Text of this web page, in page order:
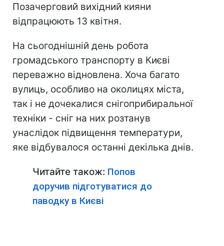
Позачерговий вихідний кияни
відпрацюють 13 квітня.
На сьогоднішній день робота
громадського транспорту в Києві
переважно відновлена. Хоча багато
вулиць, особливо на околицях міста,
так і не дочекалися снігоприбиральної
техніки - сніг на них розтанув
унаслідок підвищення температури,
яке відбувалося останні декілька днів.
Читайте також: Попов
доручив підготуватися до
паводку в Києві